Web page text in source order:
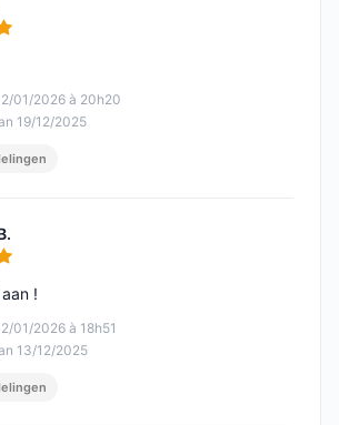
5 van 5
01/2026 à 20h20
19/12/2025
5 van 5
01/2026 à 18h51
13/12/2025
!